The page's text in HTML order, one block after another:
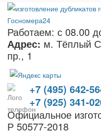
Работаем: с 08.00
Адрес: м. Тёплый
пр., 1
+7 (495) 642-
+7 (925) 341-
Официальное
Р 50577-2018